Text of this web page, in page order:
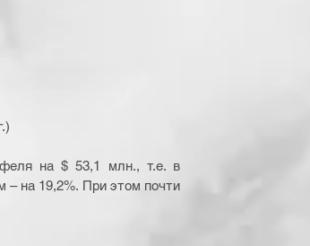
.)
на $ 53,1 млн., т.е. в
– на 19,2%. При этом почти